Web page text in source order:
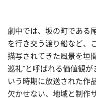
劇中では、坂の町である
を行き交う渡り船など、
描写されてきた風景を垣
巡礼"と呼ばれる価値観が
いう時期に放送された作
欠かせない、地域と制作